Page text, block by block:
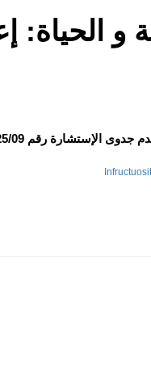
و الحياة:
الإستشارة رقم 2025/09